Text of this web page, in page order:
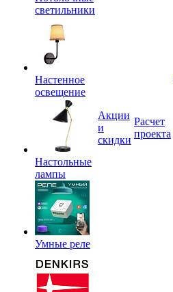
светильники
Настенное
освещение
Настольные
лампы
Умные реле
Акции
и
скидки
Расчет
проекта